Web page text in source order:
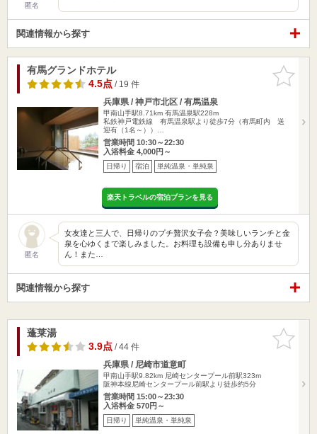
匿名
関連情報から探す
お気に入
りに追加
有馬グランドホテル
4.5点/ 19 件
兵庫県 / 神戸市北区 / 有馬温泉
甲南山手駅8.71km 有馬温泉駅228m
私鉄神戸電鉄線 有馬温泉駅より徒歩7分（有馬町内 送
迎有（1名～））…
営業時間 10:30～22:30
入浴料金 4,000円～
日帰り 宿泊 単純温泉・単純泉
楽天トラベルの宿泊プランを見る
匿名
女友達と三人で、日帰りのプチ贅沢女子会？美味しいランチと金
泉を心ゆくまで楽しみました。お料理も設備も申し分ありませ
ん！また…
関連情報から探す
お気に入
りに追加
蓬莱湯
3.9点/ 44 件
兵庫県 / 尼崎市道意町
甲南山手駅9.82km 尼崎センタープール前駅323m
阪神本線尼崎センタープール前駅より徒歩約5分
営業時間 15:00～23:30
入浴料金 570円～
日帰り 単純温泉・単純泉